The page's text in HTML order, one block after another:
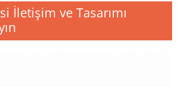
İletişim ve Tasarımı